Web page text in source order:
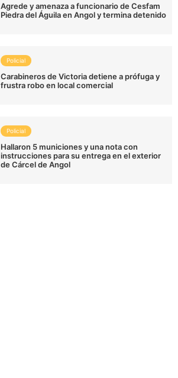
Agrede y amenaza a funcionario de Cesfam
Piedra del Águila en Angol y termina detenido
Policial
Carabineros de Victoria detiene a prófuga y
frustra robo en local comercial
Policial
Hallaron 5 municiones y una nota con
instrucciones para su entrega en el exterior
de Cárcel de Angol